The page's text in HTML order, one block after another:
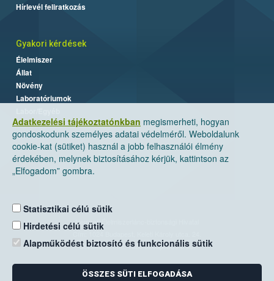
Adatkezelési tájékoztatónkban megismerheti, hogyan
gondoskodunk személyes adatai védelméről. Weboldalunk
cookie-kat (sütiket) használ a jobb felhasználói élmény
érdekében, melynek biztosításához kérjük, kattintson az
„Elfogadom” gombra.
Statisztikai célú sütik
Hirdetési célú sütik
Alapműködést biztosító és funkcionális sütik
ÖSSZES SÜTI ELFOGADÁSA
Hírlevél feliratkozás
Gyakori kérdések
Élelmiszer
Állat
Növény
Laboratóriumok
Nemzeti Élelmiszerlánc-biztonsági Hivatal
Levelezési cím: 1525 Budapest. Pf. 30.